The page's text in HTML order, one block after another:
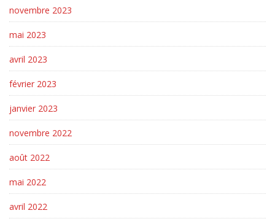
novembre 2023
mai 2023
avril 2023
février 2023
janvier 2023
novembre 2022
août 2022
mai 2022
avril 2022